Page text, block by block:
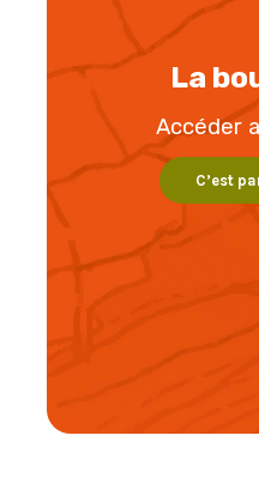
La
Accéder
C’est